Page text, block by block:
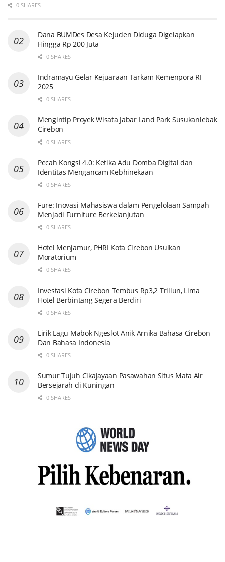
0 SHARES
Dana BUMDes Desa Kejuden Diduga Digelapkan
Hingga Rp 200 Juta
0 SHARES
Indramayu Gelar Kejuaraan Tarkam Kemenpora RI
2025
0 SHARES
Mengintip Proyek Wisata Jabar Land Park Susukanlebak
Cirebon
0 SHARES
Pecah Kongsi 4.0: Ketika Adu Domba Digital dan
Identitas Mengancam Kebhinekaan
0 SHARES
Fure: Inovasi Mahasiswa dalam Pengelolaan Sampah
Menjadi Furniture Berkelanjutan
0 SHARES
Hotel Menjamur, PHRI Kota Cirebon Usulkan
Moratorium
0 SHARES
Investasi Kota Cirebon Tembus Rp3,2 Triliun, Lima
Hotel Berbintang Segera Berdiri
0 SHARES
Lirik Lagu Mabok Ngeslot Anik Arnika Bahasa Cirebon
Dan Bahasa Indonesia
0 SHARES
Sumur Tujuh Cikajayaan Pasawahan Situs Mata Air
Bersejarah di Kuningan
0 SHARES